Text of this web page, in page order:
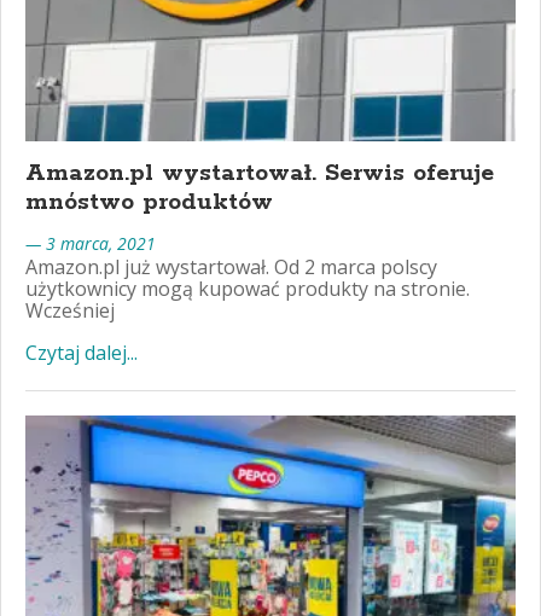
Amazon.pl wystartował. Serwis oferuje
mnóstwo produktów
— 3 marca, 2021
Amazon.pl już wystartował. Od 2 marca polscy
użytkownicy mogą kupować produkty na stronie.
Wcześniej
Czytaj dalej...